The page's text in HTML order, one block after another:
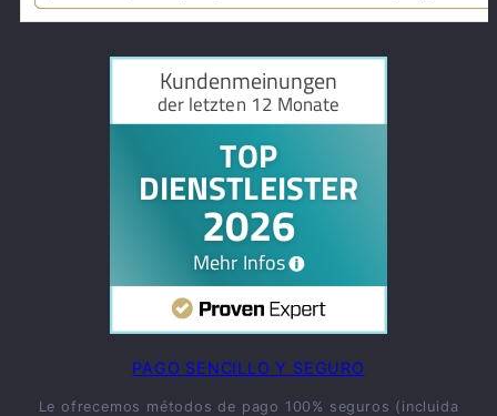
PAGO SENCILLO Y SEGURO
Le ofrecemos métodos de pago 100% seguros (incluida